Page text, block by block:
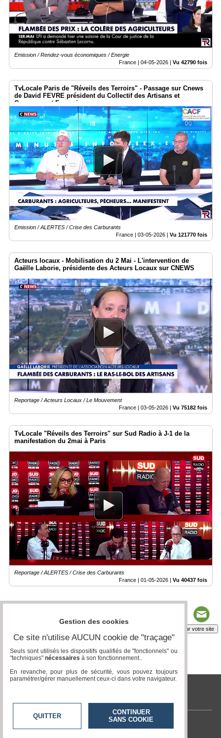
Emission / Rendez-vous économiques / Energie
France | 04-05-2026 | Vu 42790 fois
TvLocale Paris de "Réveils des Terroirs" - Passage sur Cnews
de David FEVRE président du Collectif des Artisans et
Commerçant Français
Emission / ALERTES / Crise des Carburants
France | 03-05-2026 Vu 121770 fois
Acteurs locaux - Mobilisation du 2 Mai - L'intervention de
Gaëlle Laborie, présidente des Acteurs Locaux sur CNEWS
Reportage / Acteurs Locaux / Le Mouvement
France | 03-05-2026 | Vu 75182 fois
TvLocale "Réveils des Terroirs" sur Sud Radio à J-1 de la
manifestation du 2mai à Paris
Reportage / ALERTES / Crise des Carburants
France | 01-05-2026 | Vu 40437 fois
Insérez sur votre site
tvlocale.fr
Contactez-nous
Gestion des cookies
Ce site n'utilise AUCUN cookie de "traçage"
Seuls sont utilisés les dispositifs qualifiés de "fonctionnels" ou
"techniques" nécessaires à son fonctionnement..
En revanche, pour plus de sécurité, vous pouvez toujours
paramétrer/gérer manuellement ceux-ci dans votre navigateur.
QUITTER
CONTINUER
SANS COOKIE